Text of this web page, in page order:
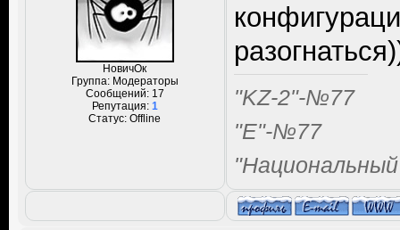
НовичОк
Группа: Модераторы
Сообщений: 17
Репутация: 1
Статус:Offline
"KZ-2"-№77
"Е"-№77